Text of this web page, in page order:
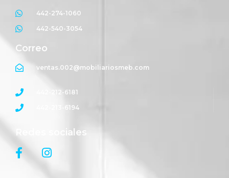
442-274-1060
442-540-3054
Correo
ventas.002@mobiliariosmeb.com
442-212-6181
442-213-6194
Redes sociales